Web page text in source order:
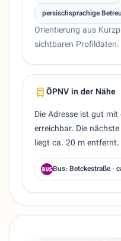
persischsprachige
Orientierung aus
sichtbaren Profildaten.
ÖPNV in der Nähe
Die Adresse ist gut
erreichbar. Die
liegt ca. 20 m entfernt.
Bus: Betckestraße ·